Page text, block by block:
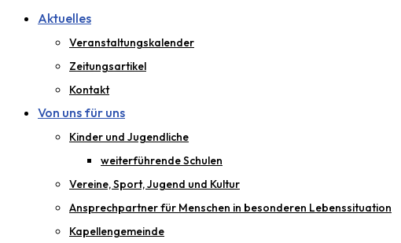
Aktuelles
Veranstaltungskalender
Zeitungsartikel
Kontakt
Von uns für uns
Kinder und Jugendliche
weiterführende Schulen
Vereine, Sport, Jugend und Kultur
Ansprechpartner für Menschen in besonderen Lebenssituation
Kapellengemeinde